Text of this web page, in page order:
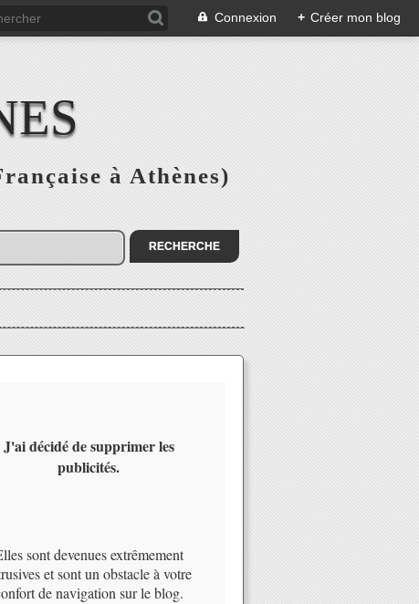
Connexion + Créer mon blog
à Athènes)
J'ai décidé de supprimer les
publicités.
sont devenues extrêmement
et sont un obstacle à votre
de navigation sur le blog.